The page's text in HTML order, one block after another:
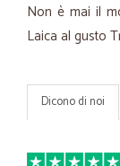
Non è mai il
Laica al gusto
Dicono di noi